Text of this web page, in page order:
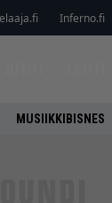
Inferno.fi
MUSIIKKIBISNES